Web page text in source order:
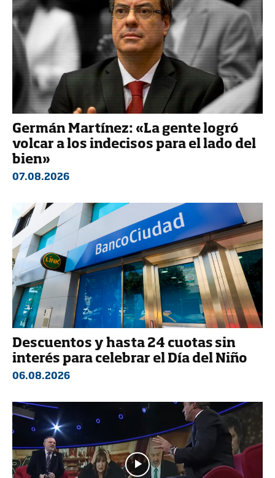
Germán Martínez: «La gente logró
volcar a los indecisos para el lado del
bien»
07.08.2026
Descuentos y hasta 24 cuotas sin
interés para celebrar el Día del Niño
06.08.2026